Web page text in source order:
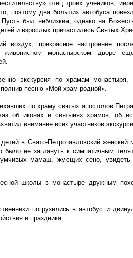
отец троих учеников,
поэтому два больших автобуса
был неблизким, однако на
и взрослых причастились Святых
воздух, прекрасное настроение
живописном монастырском дворе
экскурсия по храмам
песню «Мой храм родной».
по храму святых апостолов
об иконах и святынях храмов, об
внимание всех участников
в Свято-Петропавловский женский
было не заглянуть к симпатичным
мамаш, жующих сено, увидеть
школы в монастыре дружным
погрузились в автобус и
и праздника.